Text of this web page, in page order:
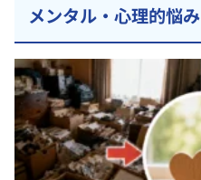
メンタル・心理的悩み